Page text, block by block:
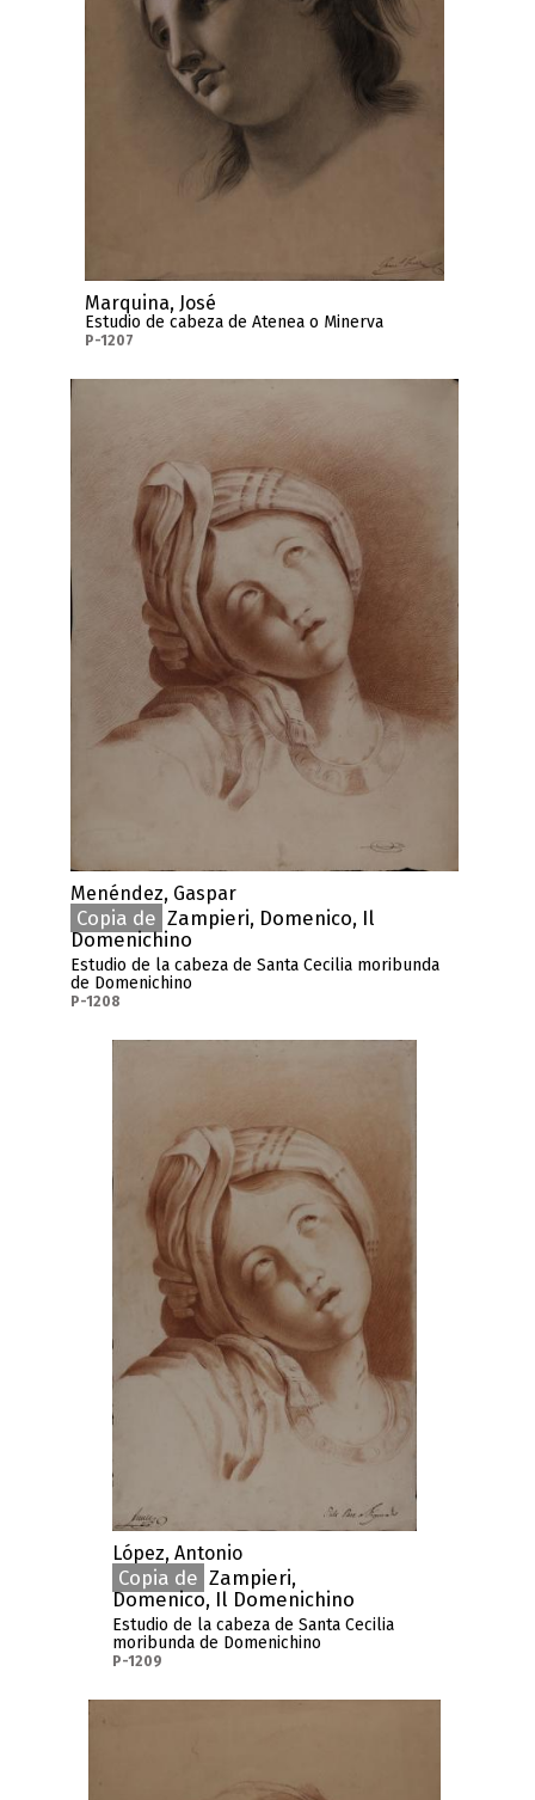
Marquina, José
Estudio de cabeza de Atenea o Minerva
P-1207
Menéndez, Gaspar
Copia de Zampieri, Domenico, Il
Domenichino
Estudio de la cabeza de Santa Cecilia moribunda
de Domenichino
P-1208
López, Antonio
Copia de Zampieri,
Domenico, Il Domenichino
Estudio de la cabeza de Santa Cecilia
moribunda de Domenichino
P-1209